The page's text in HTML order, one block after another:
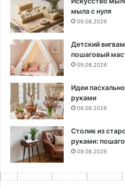
мыла с нуля
09.08.2026
Детский
пошаговый
09.08.2026
Идеи
руками
09.08.2026
Столик из
руками:
09.08.2026